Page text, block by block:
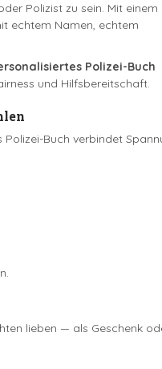
Polizist zu sein. Mit einem
echtem Namen, echtem
Polizei-Buch
und Hilfsbereitschaft.
Polizei-Buch verbindet
lieben — als Geschenk